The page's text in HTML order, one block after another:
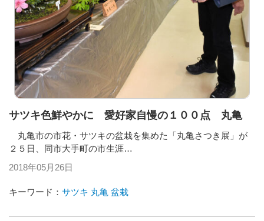
サツキ色鮮やかに 愛好家自慢の１００点 丸亀
丸亀市の市花・サツキの盆栽を集めた「丸亀さつき展」が
２５日、同市大手町の市生涯…
2018年05月26日
キーワード： サツキ 丸亀 盆栽